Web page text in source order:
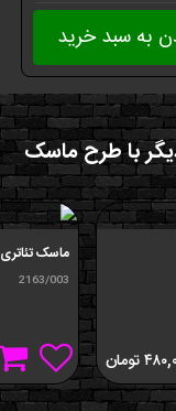
به سبد خرید
با طرح ماسک
تومان
ماسک تئاتری
2163/003